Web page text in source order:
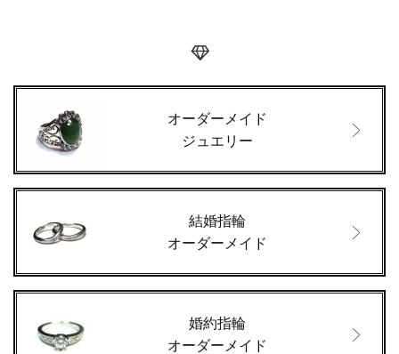
オーダーメイド
ジュエリー
結婚指輪
オーダーメイド
婚約指輪
オーダーメイド